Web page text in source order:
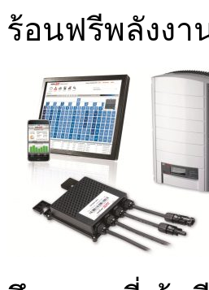
ร้อนฟรีพลังงา